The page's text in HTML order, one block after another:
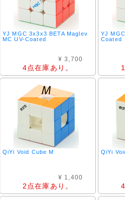
YJ MGC 3x3x3 BETA Maglev
MC UV-Coated
¥ 3,700
4点在庫あり。
YJ
Coated
QiYi Void Cube M
¥ 1,400
2点在庫あり。
QiYi